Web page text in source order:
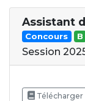
Assistant
Concours B
Session
Télécharger